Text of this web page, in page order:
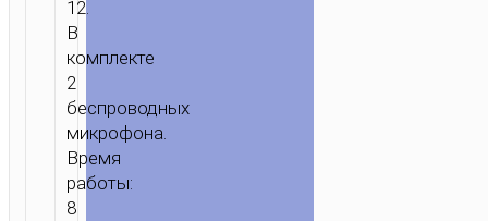
12.
В
комплекте
2
беспроводных
микрофона.
Время
работы:
8